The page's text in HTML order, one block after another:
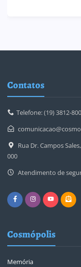
Contatos
Telefone: (19) 3812-
Rua Dr. Campos
000
Atendimento de
Cosmópolis
Memória